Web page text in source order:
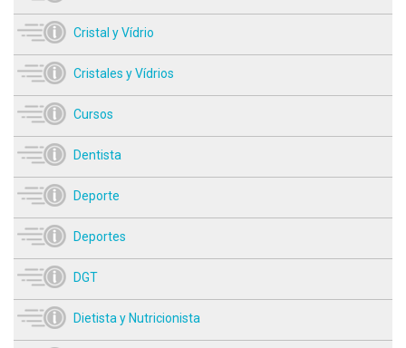
Cristal y Vídrio
Cristales y Vídrios
Cursos
Dentista
Deporte
Deportes
DGT
Dietista y Nutricionista